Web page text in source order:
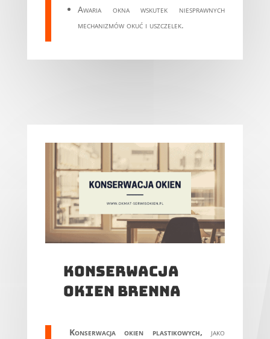
Awaria okna wskutek niesprawnych
mechanizmów okuć i uszczelek.
konserwacja
okien brenna
Konserwacja okien plastikowych, jako